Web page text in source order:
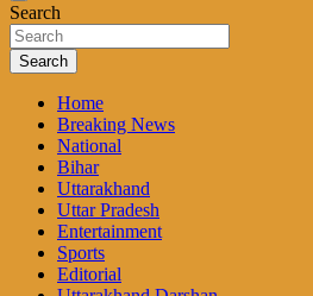
Search
Search
Home
Breaking News
National
Bihar
Uttarakhand
Uttar Pradesh
Entertainment
Sports
Editorial